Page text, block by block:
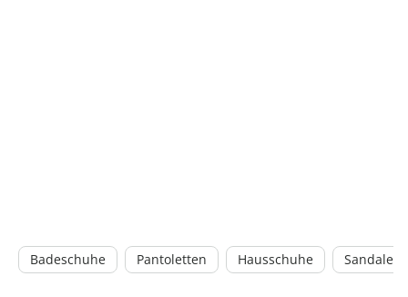
Badeschuhe Pantoletten Hausschuhe Sandalen